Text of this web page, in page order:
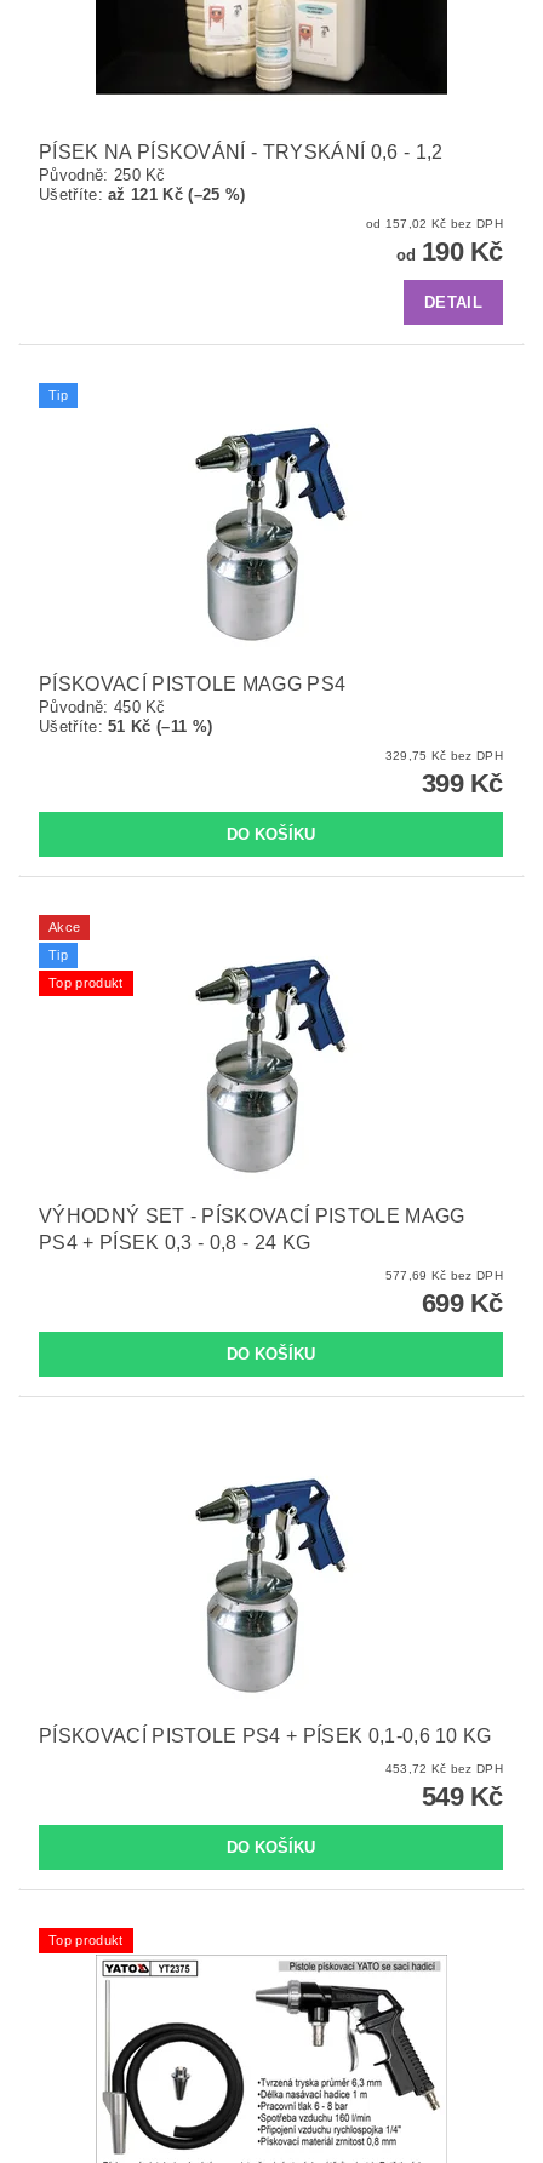
PÍSEK NA PÍSKOVÁNÍ - TRYSKÁNÍ 0,6 - 1,2
Původně: 250 Kč
Ušetříte:až 121 Kč (–25 %)
od 157,02 Kč bez DPH
od 190 Kč
DETAIL
Tip
PÍSKOVACÍ PISTOLE MAGG PS4
Původně: 450 Kč
Ušetříte:51 Kč (–11 %)
329,75 Kč bez DPH
399 Kč
Akce
Tip
Top produkt
VÝHODNÝ SET - PÍSKOVACÍ PISTOLE MAGG
PS4 + PÍSEK 0,3 - 0,8 - 24 KG
577,69 Kč bez DPH
699 Kč
PÍSKOVACÍ PISTOLE PS4 + PÍSEK 0,1-0,6 10 KG
453,72 Kč bez DPH
549 Kč
Top produkt